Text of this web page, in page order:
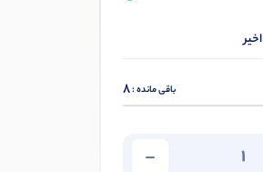
باقی مانده :8